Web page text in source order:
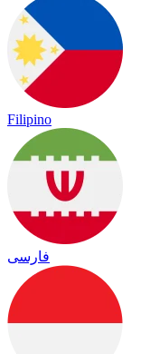
Filipino
فارسی